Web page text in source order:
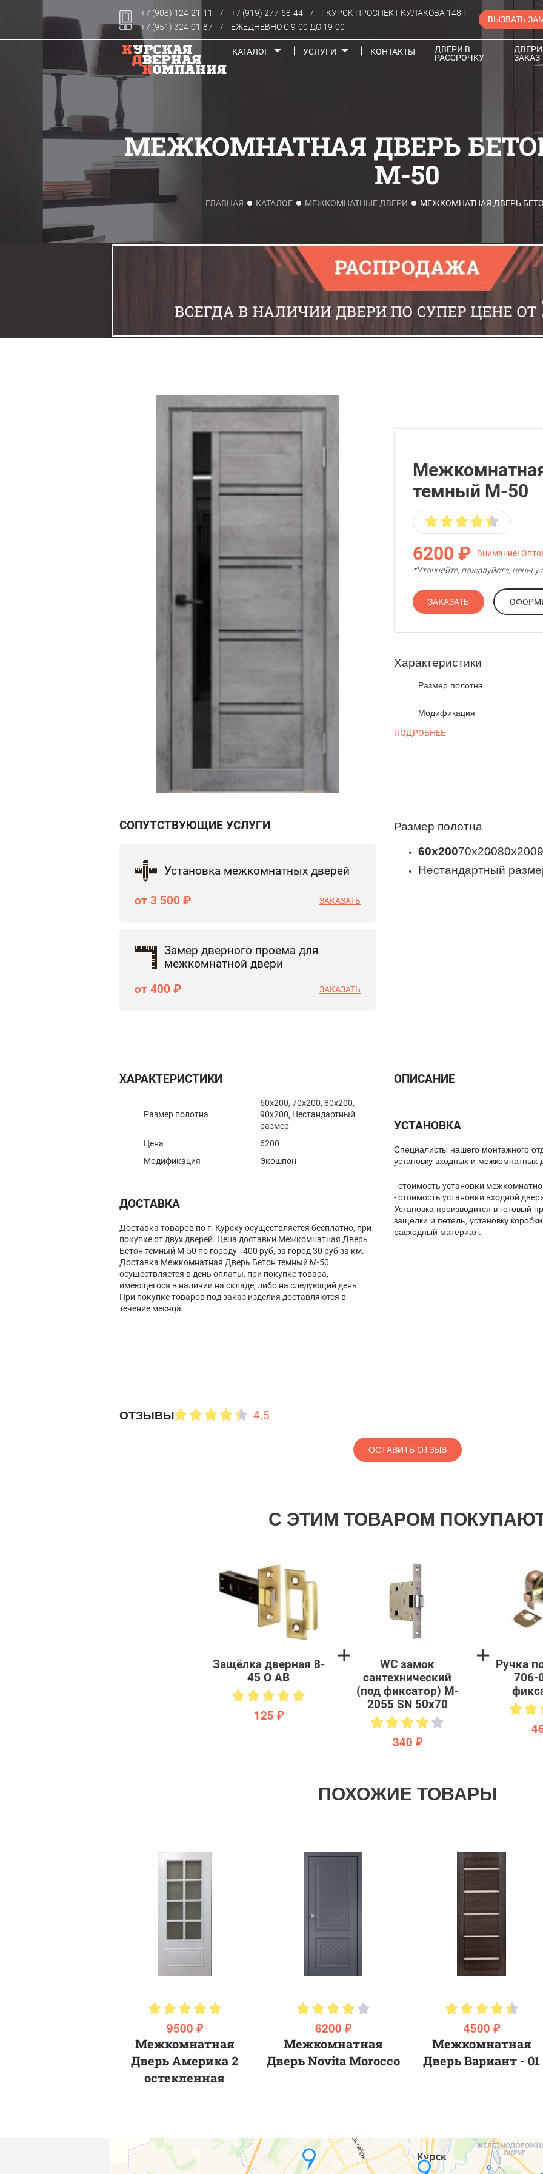
+7 (908) 124-21-11 / +7 (919) 277-68-44 /
Г.КУРСК ПРОСПЕКТ КУЛАКОВА 148 Г
+7 (951) 324-01-87
/ ЕЖЕДНЕВНО С 9-00 ДО 19-00
ВЫЗВАТЬ
КАТАЛОГ
Задвижки
Замки
Петли
Шпингалеты
УСЛУГИ КОНТАКТЫ
ДВЕРИ В
РАССРОЧКУ
ЗАКАЗ
МЕЖКОМНАТНАЯ ДВЕРЬ
М-50
ГЛАВНАЯ КАТАЛОГ МЕЖКОМНАТНЫЕ ДВЕРИ МЕЖКОМНАТНАЯ ДВЕРЬ
темный М-50
6200 ₽
Внимание!
*Уточняйте, пожалуйста, цены
ЗАКАЗАТЬ
Характеристики
Размер полотна
Модификация
ПОДРОБНЕЕ
СОПУТСТВУЮЩИЕ УСЛУГИ
Установка межкомнатных дверей
от 3 500 ₽ ЗАКАЗАТЬ
Замер дверного проема для
межкомнатной двери
от 400 ₽
ЗАКАЗАТЬ
Размер полотна
60x20070x20080x200
Нестандартный
ХАРАКТЕРИСТИКИ
Размер полотна
60x200, 70x200, 80x200,
90x200, Нестандартный
размер
Цена
6200
Модификация
Экошпон
ДОСТАВКА
Доставка товаров по г. Курску осуществляется бесплатно, при
покупке от двух дверей. Цена доставки Межкомнатная Дверь
Бетон темный М-50 по городу - 400 руб, за город 30 руб за км.
Доставка Межкомнатная Дверь Бетон темный М-50
осуществляется в день оплаты, при покупке товара,
имеющегося в наличии на складе, либо на следующий день.
При покупке товаров под заказ изделия доставляются в
течение месяца.
ОПИСАНИЕ
УСТАНОВКА
Спeциалисты нашего монтажного
установку входных и межкомнатных
- стоимость установки
- стоимость установки входной
Установка производится в готовый
защелки и петель, установку
расходный материал.
ОТЗЫВЫ 4.5
ОСТАВИТЬ ОТЗЫВ
С ЭТИМ ТОВАРОМ
Защёлка дверная 8-
45 O AB
125 ₽
WC замок
сантехнический
(под фиксатор) M-
2055 SN 50х70
340 ₽
Ручка
706-
ПОХОЖИЕ ТОВАРЫ
9500 ₽
Межкомнатная
Дверь Америка 2
остекленная
6200 ₽
Межкомнатная
Дверь Novita Morocco
4500 ₽
Межкомнатная
Дверь Вариант - 01